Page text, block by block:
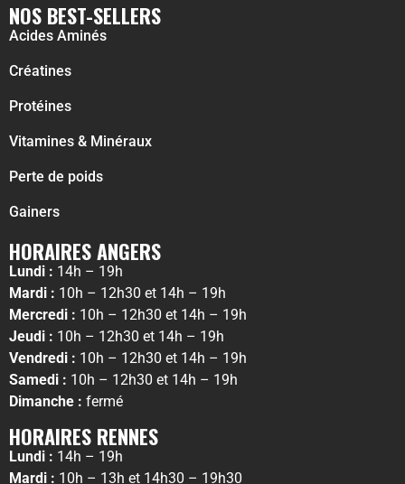
NOS BEST-SELLERS
Acides Aminés
Créatines
Protéines
Vitamines & Minéraux
Perte de poids
Gainers
HORAIRES ANGERS
Lundi : 14h – 19h
Mardi : 10h – 12h30 et 14h – 19h
Mercredi : 10h – 12h30 et 14h – 19h
Jeudi : 10h – 12h30 et 14h – 19h
Vendredi : 10h – 12h30 et 14h – 19h
Samedi : 10h – 12h30 et 14h – 19h
Dimanche : fermé
HORAIRES RENNES
Lundi : 14h – 19h
Mardi : 10h – 13h et 14h30 – 19h30